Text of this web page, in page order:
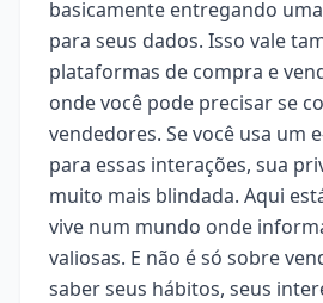
basicamente entregando
para seus dados. Isso vale
plataformas de compra e
onde você pode precisar se
vendedores. Se você usa um
para essas interações, sua
muito mais blindada. Aqui
vive num mundo onde
valiosas. E não é só sobre
saber seus hábitos, seus